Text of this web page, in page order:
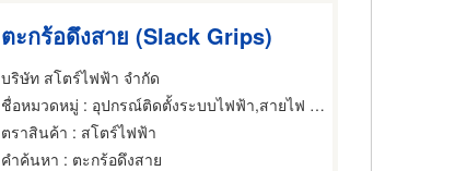
ตะกร้อดึงสาย (Slack Grips)
บริษัท สโตร์ไฟฟ้า จำกัด
ชื่อหมวดหมู่ : อุปกรณ์ติดตั้งระบบไฟฟ้า,สายไฟ สายเคเบิ้ล,ลวดสายไฟ
ตราสินค้า : สโตร์ไฟฟ้า
คำค้นหา : ตะกร้อดึงสาย